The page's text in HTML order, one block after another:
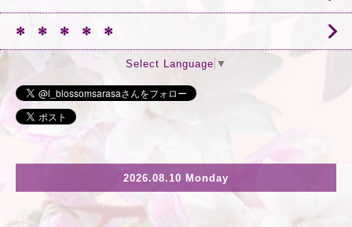
✻ ✻ ✻ ✻ ✻
Select Language ▼
2026.08.10 Monday